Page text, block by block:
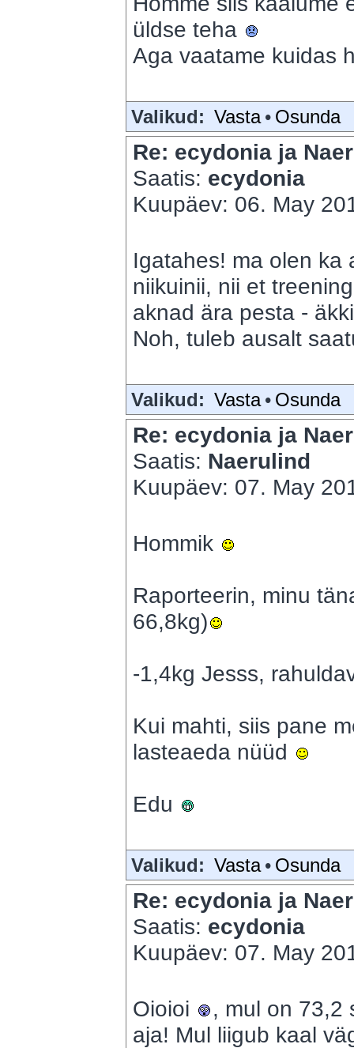
üldse teha
Aga vaatame kuidas
Valikud: Vasta • Osunda
Re: ecydonia ja
Saatis: ecydonia
Kuupäev: 06. May
Igatahes! ma olen ka
niikuinii, nii et
aknad ära pesta -
Noh, tuleb ausalt
Valikud: Vasta • Osunda
Re: ecydonia ja
Saatis: Naerulind
Kuupäev: 07. May
Hommik
Raporteerin, minu
66,8kg)
-1,4kg Jesss,
Kui mahti, siis pane
lasteaeda nüüd
Edu
Valikud: Vasta • Osunda
Re: ecydonia ja
Saatis: ecydonia
Kuupäev: 07. May
Oioioi
, mul on
aja! Mul liigub kaal